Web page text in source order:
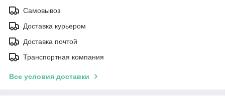
Самовывоз
Доставка курьером
Доставка почтой
Транспортная компания
Все условия доставки